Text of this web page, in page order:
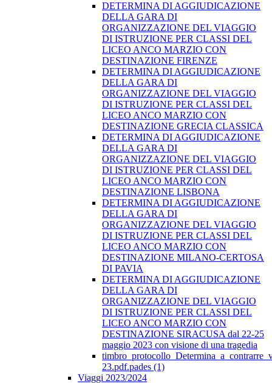
DETERMINA DI AGGIUDICAZIONE
DELLA GARA DI
ORGANIZZAZIONE DEL VIAGGIO
DI ISTRUZIONE PER CLASSI DEL
LICEO ANCO MARZIO CON
DESTINAZIONE FIRENZE
DETERMINA DI AGGIUDICAZIONE
DELLA GARA DI
ORGANIZZAZIONE DEL VIAGGIO
DI ISTRUZIONE PER CLASSI DEL
LICEO ANCO MARZIO CON
DESTINAZIONE GRECIA CLASSICA
DETERMINA DI AGGIUDICAZIONE
DELLA GARA DI
ORGANIZZAZIONE DEL VIAGGIO
DI ISTRUZIONE PER CLASSI DEL
LICEO ANCO MARZIO CON
DESTINAZIONE LISBONA
DETERMINA DI AGGIUDICAZIONE
DELLA GARA DI
ORGANIZZAZIONE DEL VIAGGIO
DI ISTRUZIONE PER CLASSI DEL
LICEO ANCO MARZIO CON
DESTINAZIONE MILANO-CERTOSA
DI PAVIA
DETERMINA DI AGGIUDICAZIONE
DELLA GARA DI
ORGANIZZAZIONE DEL VIAGGIO
DI ISTRUZIONE PER CLASSI DEL
LICEO ANCO MARZIO CON
DESTINAZIONE SIRACUSA dal 22-25
maggio 2023 con visione di una tragedia
23.pdf.pades (1)
Viaggi 2023/2024